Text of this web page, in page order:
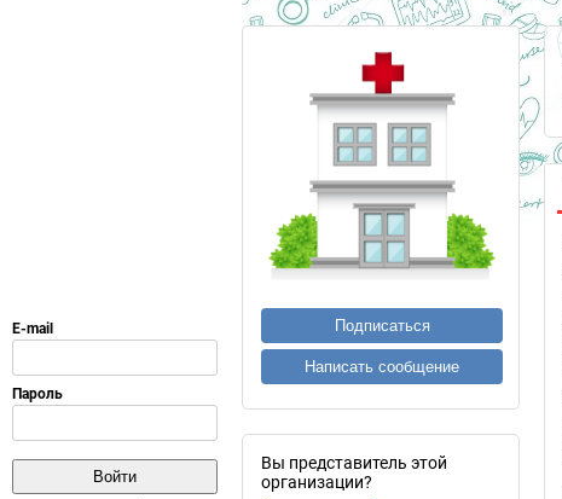
Подписаться
Написать сообщение
Вы представитель этой
организации?